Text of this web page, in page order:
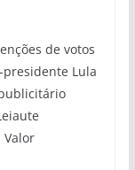
de votos
presidente Lula
Valor